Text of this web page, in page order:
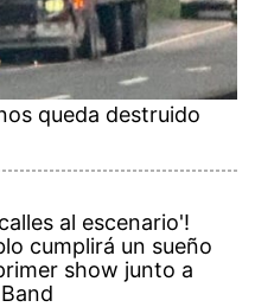
queda destruido
al escenario'!
cumplirá un sueño
show junto a